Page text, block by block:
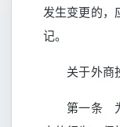
发生变更的，
记。
关于外商投
第一条 为